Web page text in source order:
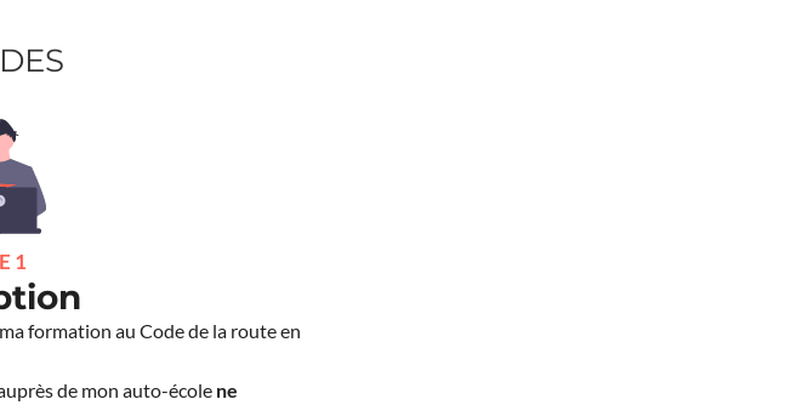
1
formation au Code de la route en
de mon auto-école ne